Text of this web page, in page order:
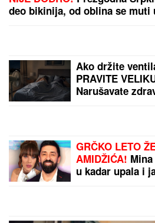
SNIMA SE DOK NAMEŠTA
NIJE DOBRO! Prezgodna
deo bikinija, od oblina se muti
kontakt sa telom" (FOTO)